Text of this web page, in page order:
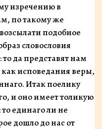
изре­чению в
по такому же
подобное
словословия
да представят нам
исповедания веры,
Итак поелику
и оно имеет толикую
то единаго ли не
дошло до нас от